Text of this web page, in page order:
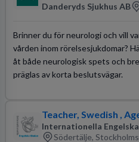
Danderyds Sjukhus AB
Brinner du för neurologi och vill
vården inom rörelsesjukdomar?
åt både neurologisk spets och
präglas av korta beslutsvägar.
Teacher, Swedish ,
Internationella
Södertälje,